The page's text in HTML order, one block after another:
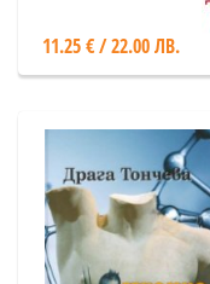
11.25 € / 22.00 ЛВ.